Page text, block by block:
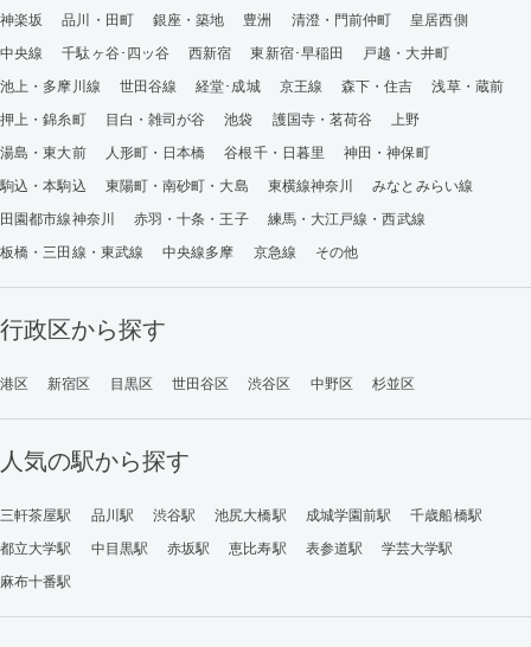
神楽坂
品川・田町 銀座・築地 豊洲 清澄・門前仲町
皇居西側
中央線
千駄ヶ谷･四ッ谷 西新宿 東新宿･早稲田
戸越・大井町
池上・多摩川線
世田谷線 経堂･成城 京王線 森下・住吉
浅草・蔵前
押上・錦糸町
目白・雑司が谷 池袋 護国寺・茗荷谷
上野
湯島・東大前
人形町・日本橋 谷根千・日暮里
神田・神保町
駒込・本駒込
東陽町・南砂町・大島 東横線神奈川
みなとみらい線
田園都市線神奈川
赤羽・十条・王子
練馬・大江戸線・西武線
板橋・三田線・東武線
中央線多摩 京急線 その他
行政区から探す
港区 新宿区 目黒区 世田谷区 渋谷区 中野区 杉並区
人気の駅から探す
三軒茶屋駅 品川駅 渋谷駅 池尻大橋駅 成城学園前駅
千歳船橋駅
都立大学駅
中目黒駅 赤坂駅 恵比寿駅 表参道駅
学芸大学駅
麻布十番駅